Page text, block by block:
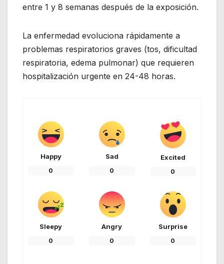
entre 1 y 8 semanas después de la exposición.
La enfermedad evoluciona rápidamente a
problemas respiratorios graves (tos, dificultad
respiratoria, edema pulmonar) que requieren
hospitalización urgente en 24-48 horas.
Happy
0
Sad
0
Excited
0
Sleepy
0
Angry
0
Surprise
0